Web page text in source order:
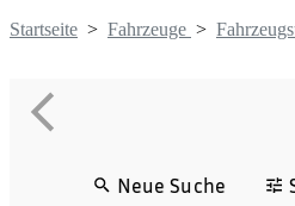
Startseite > Fahrzeuge >
Neue Suche